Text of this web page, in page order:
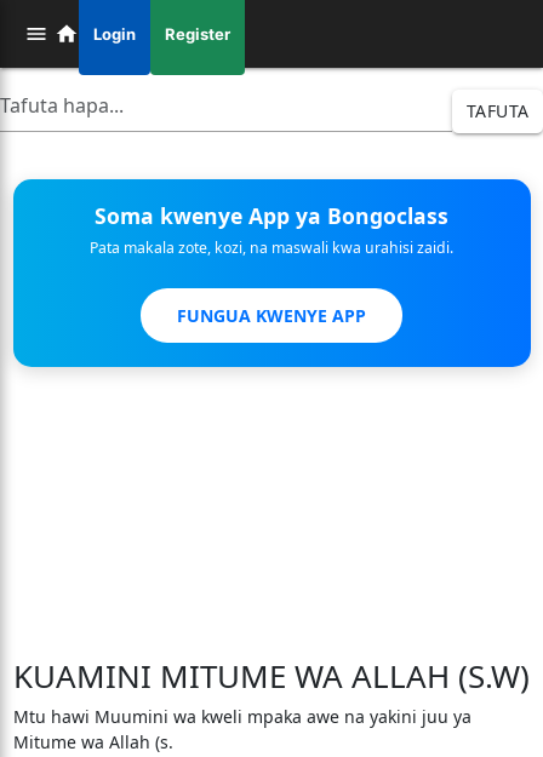
Login Register
TAFUTA
Soma kwenye App ya Bongoclass
Pata makala zote, kozi, na maswali kwa urahisi zaidi.
FUNGUA KWENYE APP
KUAMINI MITUME WA ALLAH (S.W)
Mtu hawi Muumini wa kweli mpaka awe na yakini juu ya
Mitume wa Allah (s.